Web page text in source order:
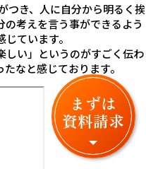
つき、人に自分から明るく挨
考えを言う事ができるよう
ています。
しい」というのがすごく伝わ
なと感じております。
まずは
資料請求